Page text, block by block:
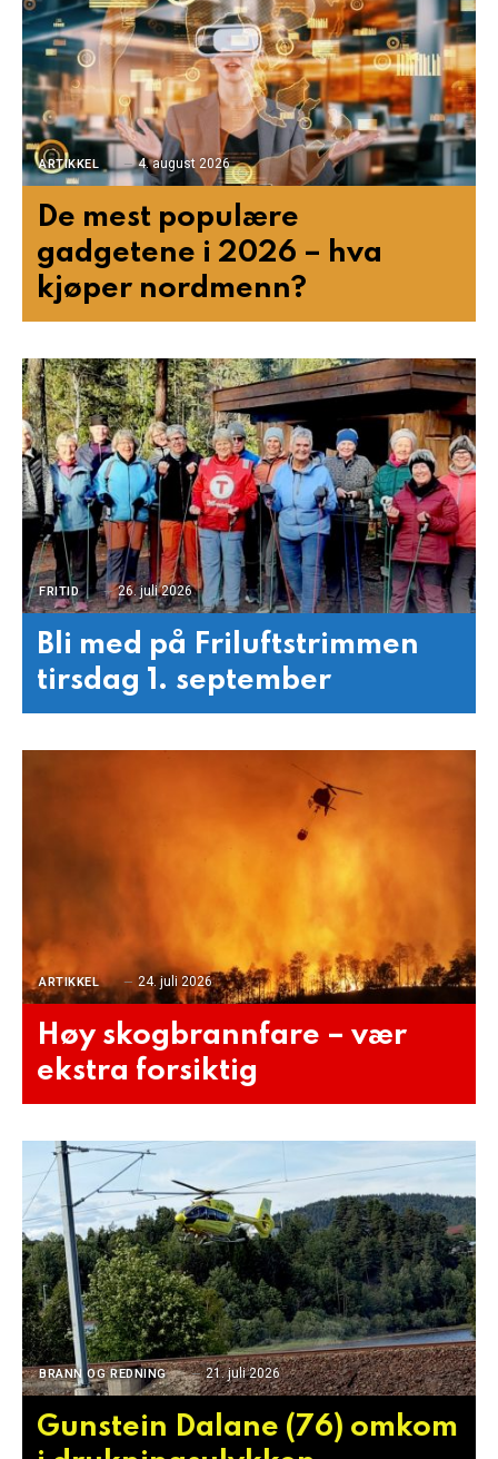
ARTIKKEL 4. august 2026
De mest populære
gadgetene i 2026 – hva
kjøper nordmenn?
FRITID 26. juli 2026
Bli med på Friluftstrimmen
tirsdag 1. september
ARTIKKEL 24. juli 2026
Høy skogbrannfare – vær
ekstra forsiktig
BRANN OG REDNING 21. juli 2026
Gunstein Dalane (76) omkom